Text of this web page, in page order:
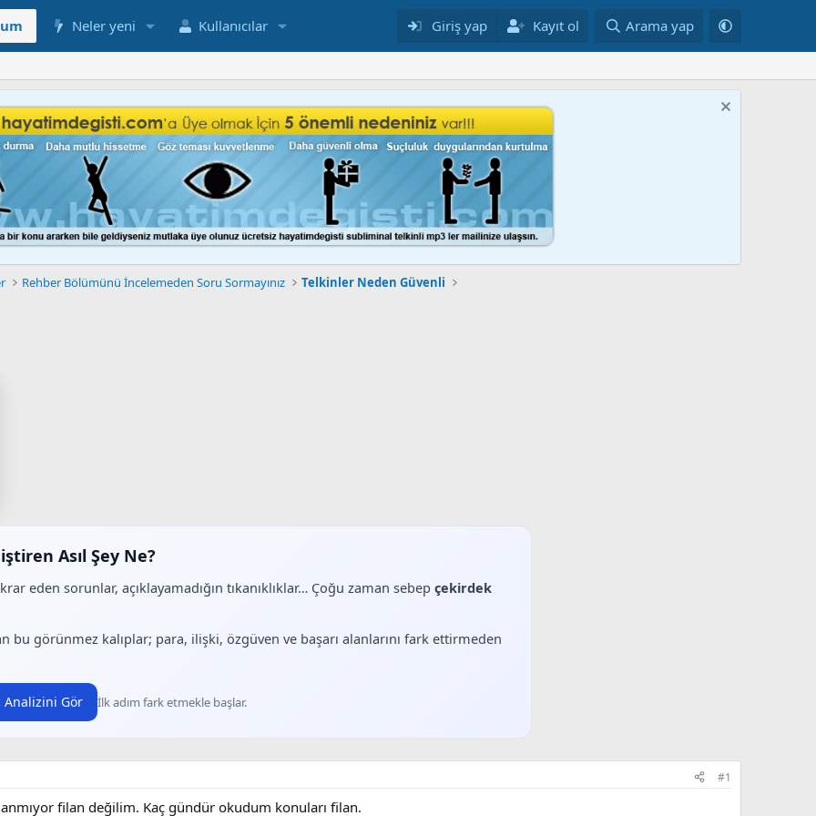
Neler yeni Kullanıcılar Giriş yap Kayıt ol Arama yap
Rehber Bölümünü İncelemeden Soru Sormayınız Telkinler Neden Güvenli
Asıl Şey Ne?
eden sorunlar, açıklayamadığın tıkanıklıklar… Çoğu zaman sebep çekirdek
bu görünmez kalıplar; para, ilişki, özgüven ve başarı alanlarını fark ettirmeden
Analizini Gör İlk adım fark etmekle başlar.
#1
filan değilim. Kaç gündür okudum konuları filan.